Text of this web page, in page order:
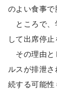
のよい食事で
ところで、
して出席停止
その理由と
ルスが排泄
続する可能性